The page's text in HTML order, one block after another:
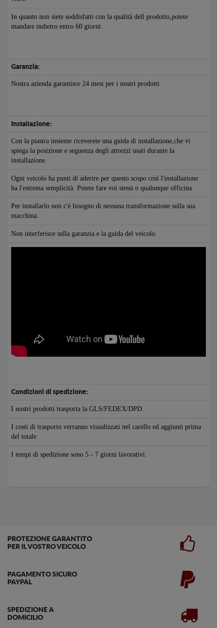
In quanto non siete soddisfatti con la qualità dell prodotto,potete
mandare indietro entro 60 giorni.
Garanzia:
Nostra azienda garantisce 24 mesi per i nostri prodotti.
Installazione:
Con la piastra insieme riceverete una guida di installazione,che vi
spiega la posizione e seguenza degli attrezzi usati durante la
installazione.
Ogni veicolo ha punti di aderire per questo scopo così l'installazione
ha l'estrema semplicità. Potete fare voi stessi o qualunque officina.
Per installarlo non c'è bisogno di nessuna transformazione sulla sua
macchina.
Non interferisce sulla garanzia e la guida del veicolo.
Condizioni di spedizione:
I nostri prodotti trasporta la GLS/FEDEX/DPD.
I costi di trasporto verranno visualizzati nel carello ed aggiunti prima
del totale.
I tempi di spedizione sono 5 - 7 giorni lavorativi.
PROTEZIONE GARANTITO
PER IL VOSTRO VEICOLO
PAGAMENTO SICURO
PAYPAL
SPEDIZIONE A
DOMICILIO